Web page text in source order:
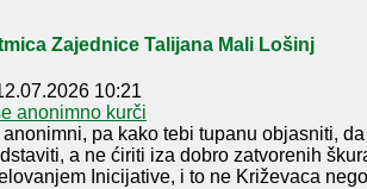
Zajednice Talijana Mali Lošinj
10:21
anonimno kurči
pa kako tebi tupanu objasniti,
a ne ćiriti iza dobro zatvorenih
Inicijative, i to ne Križevaca